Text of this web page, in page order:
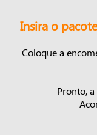
Insira o
Coloque a
Pronto,